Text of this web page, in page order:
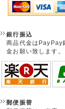
銀行振込
商品代金はPayPay
金お願い致します。
郵便振替